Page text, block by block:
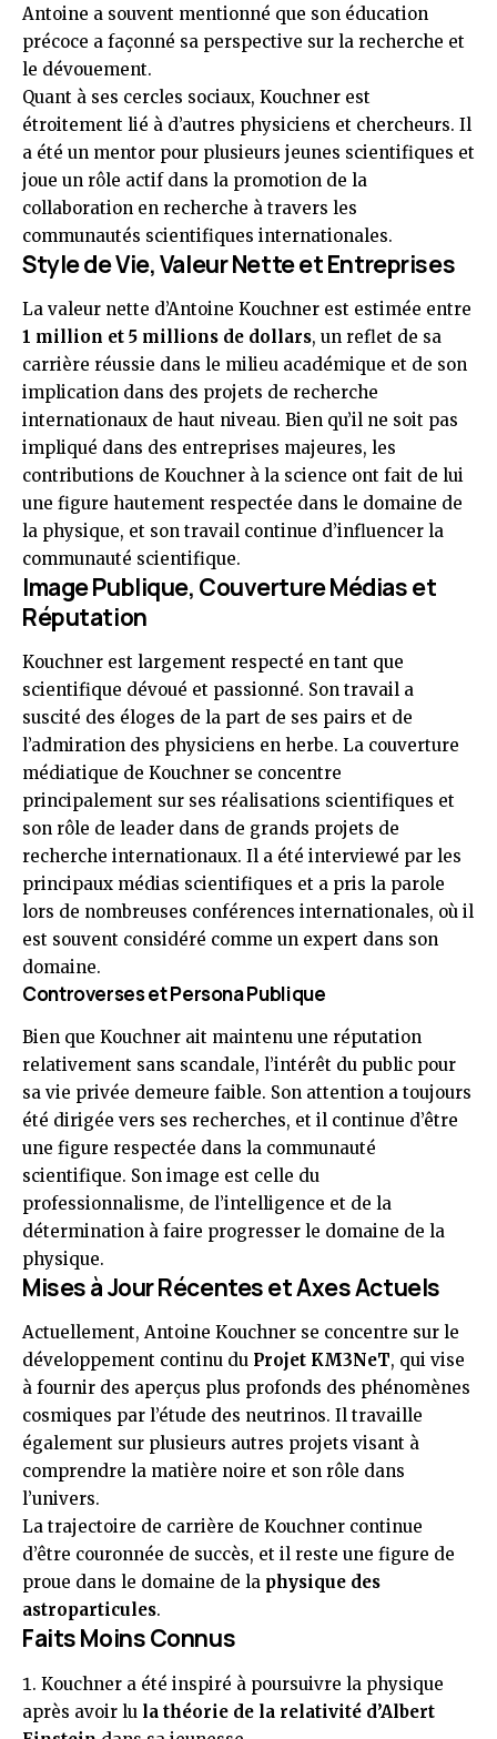
Antoine a souvent mentionné que son éducation
précoce a façonné sa perspective sur la recherche et
le dévouement.
Quant à ses cercles sociaux, Kouchner est
étroitement lié à d’autres physiciens et chercheurs. Il
a été un mentor pour plusieurs jeunes scientifiques et
joue un rôle actif dans la promotion de la
collaboration en recherche à travers les
communautés scientifiques internationales.
Style de Vie, Valeur Nette et Entreprises
La valeur nette d’Antoine Kouchner est estimée entre
1 million et 5 millions de dollars, un reflet de sa
carrière réussie dans le milieu académique et de son
implication dans des projets de recherche
internationaux de haut niveau. Bien qu’il ne soit pas
impliqué dans des entreprises majeures, les
contributions de Kouchner à la science ont fait de lui
une figure hautement respectée dans le domaine de
la physique, et son travail continue d’influencer la
communauté scientifique.
Image Publique, Couverture Médias et
Réputation
Kouchner est largement respecté en tant que
scientifique dévoué et passionné. Son travail a
suscité des éloges de la part de ses pairs et de
l’admiration des physiciens en herbe. La couverture
médiatique de Kouchner se concentre
principalement sur ses réalisations scientifiques et
son rôle de leader dans de grands projets de
recherche internationaux. Il a été interviewé par les
principaux médias scientifiques et a pris la parole
lors de nombreuses conférences internationales, où il
est souvent considéré comme un expert dans son
domaine.
Controverses et Persona Publique
Bien que Kouchner ait maintenu une réputation
relativement sans scandale, l’intérêt du public pour
sa vie privée demeure faible. Son attention a toujours
été dirigée vers ses recherches, et il continue d’être
une figure respectée dans la communauté
scientifique. Son image est celle du
professionnalisme, de l’intelligence et de la
détermination à faire progresser le domaine de la
physique.
Mises à Jour Récentes et Axes Actuels
Actuellement, Antoine Kouchner se concentre sur le
développement continu du Projet KM3NeT, qui vise
à fournir des aperçus plus profonds des phénomènes
cosmiques par l’étude des neutrinos. Il travaille
également sur plusieurs autres projets visant à
comprendre la matière noire et son rôle dans
l’univers.
La trajectoire de carrière de Kouchner continue
d’être couronnée de succès, et il reste une figure de
proue dans le domaine de la physique des
astroparticules.
Faits Moins Connus
Kouchner a été inspiré à poursuivre la physique
après avoir lu la théorie de la relativité d’Albert